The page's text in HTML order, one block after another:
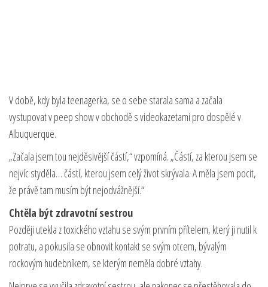
V době, kdy byla teenagerka, se o sebe starala sama a začala
vystupovat v peep show v obchodě s videokazetami pro dospělé v
Albuquerque.
„Začala jsem tou nejděsivější částí,“ vzpomíná. „Částí, za kterou jsem se
nejvíc styděla… částí, kterou jsem celý život skrývala. A měla jsem pocit,
že právě tam musím být nejodvážnější.“
Chtěla být zdravotní sestrou
Později utekla z toxického vztahu se svým prvním přítelem, který ji nutil k
potratu, a pokusila se obnovit kontakt se svým otcem, bývalým
rockovým hudebníkem, se kterým neměla dobré vztahy.